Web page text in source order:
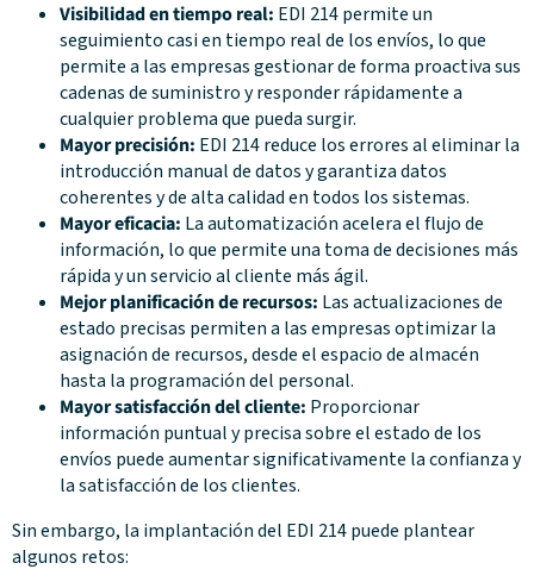
Visibilidad en tiempo real: EDI 214 permite un
seguimiento casi en tiempo real de los envíos, lo que
permite a las empresas gestionar de forma proactiva sus
cadenas de suministro y responder rápidamente a
cualquier problema que pueda surgir.
Mayor precisión: EDI 214 reduce los errores al eliminar la
introducción manual de datos y garantiza datos
coherentes y de alta calidad en todos los sistemas.
Mayor eficacia: La automatización acelera el flujo de
información, lo que permite una toma de decisiones más
rápida y un servicio al cliente más ágil.
Mejor planificación de recursos: Las actualizaciones de
estado precisas permiten a las empresas optimizar la
asignación de recursos, desde el espacio de almacén
hasta la programación del personal.
Mayor satisfacción del cliente: Proporcionar
información puntual y precisa sobre el estado de los
envíos puede aumentar significativamente la confianza y
la satisfacción de los clientes.
Sin embargo, la implantación del EDI 214 puede plantear
algunos retos: